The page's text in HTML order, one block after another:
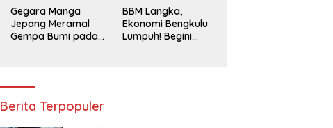
Gegara Manga
Jepang Meramal
Gempa Bumi pada
BBM Langka,
Ekonomi Bengkulu
Lumpuh! Begini
Berita Terpopuler